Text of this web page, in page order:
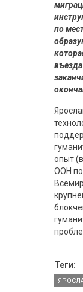
по
опыт
ООН по
Теги: